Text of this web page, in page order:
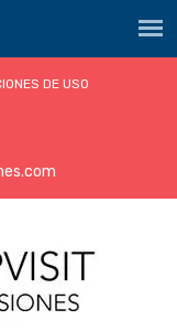
DE USO